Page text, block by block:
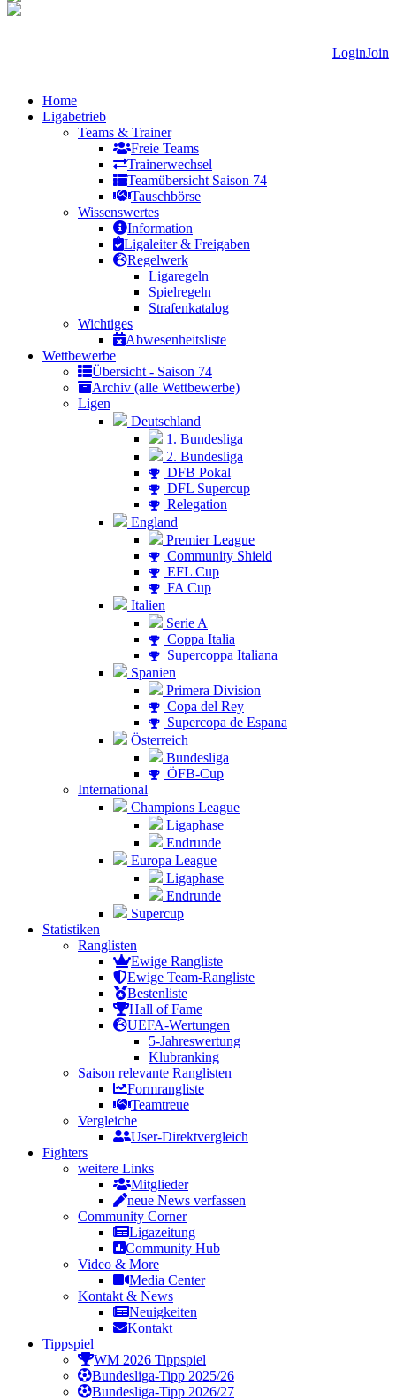
LoginJoin
Home
Ligabetrieb
Teams & Trainer
Freie Teams
Trainerwechsel
Teamübersicht Saison 74
Tauschbörse
Wissenswertes
Information
Ligaleiter & Freigaben
Regelwerk
Ligaregeln
Spielregeln
Strafenkatalog
Wichtiges
Abwesenheitsliste
Wettbewerbe
Übersicht - Saison 74
Archiv (alle Wettbewerbe)
Ligen
Deutschland
1. Bundesliga
2. Bundesliga
DFB Pokal
DFL Supercup
Relegation
England
Premier League
Community Shield
EFL Cup
FA Cup
Italien
Serie A
Coppa Italia
Supercoppa Italiana
Spanien
Primera Division
Copa del Rey
Supercopa de Espana
Österreich
Bundesliga
ÖFB-Cup
International
Champions League
Ligaphase
Endrunde
Europa League
Ligaphase
Endrunde
Supercup
Statistiken
Ranglisten
Ewige Rangliste
Ewige Team-Rangliste
Bestenliste
Hall of Fame
UEFA-Wertungen
5-Jahreswertung
Klubranking
Saison relevante Ranglisten
Formrangliste
Teamtreue
Vergleiche
User-Direktvergleich
Fighters
weitere Links
Mitglieder
neue News verfassen
Community Corner
Ligazeitung
Community Hub
Video & More
Media Center
Kontakt & News
Neuigkeiten
Kontakt
Tippspiel
WM 2026 Tippspiel
Bundesliga-Tipp 2025/26
Bundesliga-Tipp 2026/27